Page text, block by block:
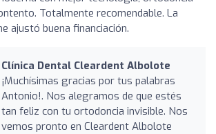
Totalmente recomendable. La
ajustó buena financiación.
Clínica Dental Cleardent Albolote
¡Muchísimas gracias por tus palabras
Antonio!. Nos alegramos de que estés
tan feliz con tu ortodoncia invisible. Nos
vemos pronto en Cleardent Albolote